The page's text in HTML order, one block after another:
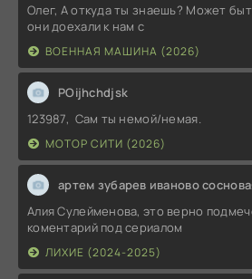
Олег, А откуда ты знаешь? Может
они доехали к нам с
ВОЕННАЯ МАШИНА (2026)
POijhchdjsk
123987, Сам ты немой/немая.
МОТОР СИТИ (2026)
артем зубарев иваново
Алия Сулейменова, это верно
коментарий под сериалом
ЛИХИЕ (2024-2025)